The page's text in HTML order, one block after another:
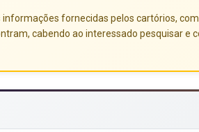
fornecidas pelos cartórios,
cabendo ao interessado pesquisar